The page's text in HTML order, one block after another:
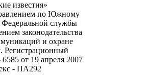
известия»
по Южному
Федеральной службы
законодательства
и охране
Регистрационный
от 19 апреля 2007
- ПА292